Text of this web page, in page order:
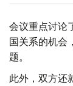
会议重点讨论
国关系的机会
题。
此外，双方还